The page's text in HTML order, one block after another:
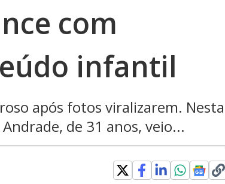
com
infantil
após fotos viralizarem. Nesta
de 31 anos, veio...